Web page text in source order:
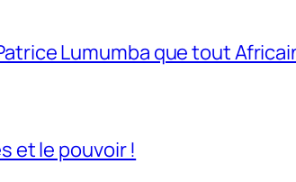
Lumumba que tout
et le pouvoir !